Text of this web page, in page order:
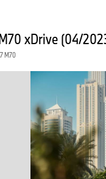
xDrive (04/
M70